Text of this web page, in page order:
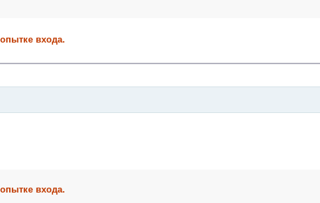
входа.
входа.